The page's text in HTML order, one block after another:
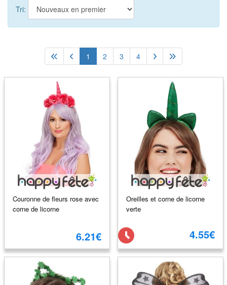
Tri:
1 2 3 4
Couronne de fleurs rose avec
corne de licorne
6.21€
Oreilles et corne de licorne
verte
4.55€